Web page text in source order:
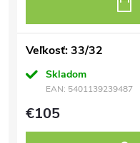
Veľkosť: 33/32
Skladom
EAN: 5401139239487
€105